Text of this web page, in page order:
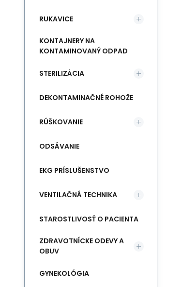
RUKAVICE
KONTAJNERY NA
KONTAMINOVANÝ ODPAD
STERILIZÁCIA
DEKONTAMINAČNÉ ROHOŽE
RÚŠKOVANIE
ODSÁVANIE
EKG PRÍSLUŠENSTVO
VENTILAČNÁ TECHNIKA
STAROSTLIVOSŤ O PACIENTA
ZDRAVOTNÍCKE ODEVY A
OBUV
GYNEKOLÓGIA